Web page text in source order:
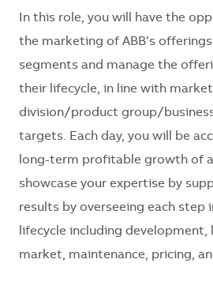
In this role, you will have the
the marketing of ABB’s
segments and manage the
their lifecycle, in line with market
division/product group/
targets. Each day, you will be
long-term profitable growth of
showcase your expertise by
results by overseeing each step
lifecycle including development,
market, maintenance, pricing,